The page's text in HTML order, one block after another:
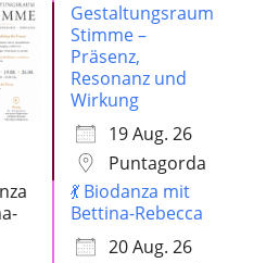
Gestaltungsraum
Stimme –
Präsenz,
Resonanz und
Wirkung
19 Aug. 26
Puntagorda
💃 Biodanza mit
Bettina-Rebecca
20 Aug. 26